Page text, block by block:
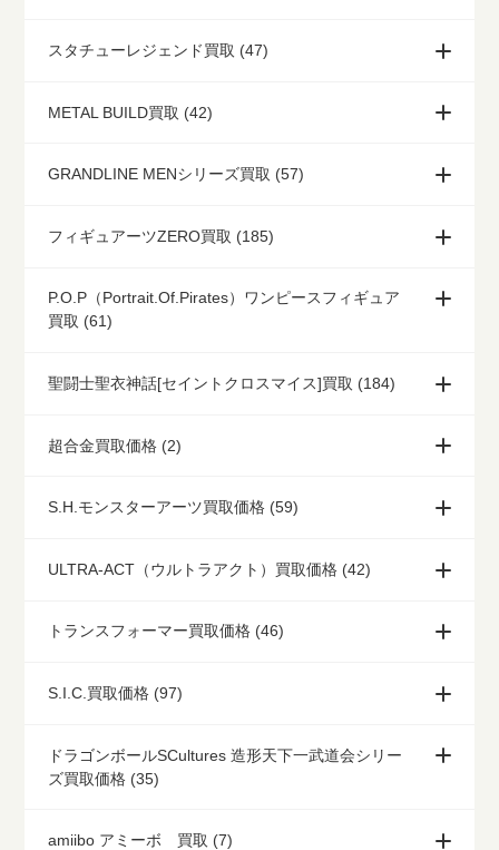
スタチューレジェンド買取 (47)
METAL BUILD買取 (42)
GRANDLINE MENシリーズ買取 (57)
フィギュアーツZERO買取 (185)
P.O.P（Portrait.Of.Pirates）ワンピースフィギュア
買取 (61)
聖闘士聖衣神話[セイントクロスマイス]買取 (184)
超合金買取価格 (2)
S.H.モンスターアーツ買取価格 (59)
ULTRA-ACT（ウルトラアクト）買取価格 (42)
トランスフォーマー買取価格 (46)
S.I.C.買取価格 (97)
ドラゴンボールSCultures 造形天下一武道会シリー
ズ買取価格 (35)
amiibo アミーボ 買取 (7)